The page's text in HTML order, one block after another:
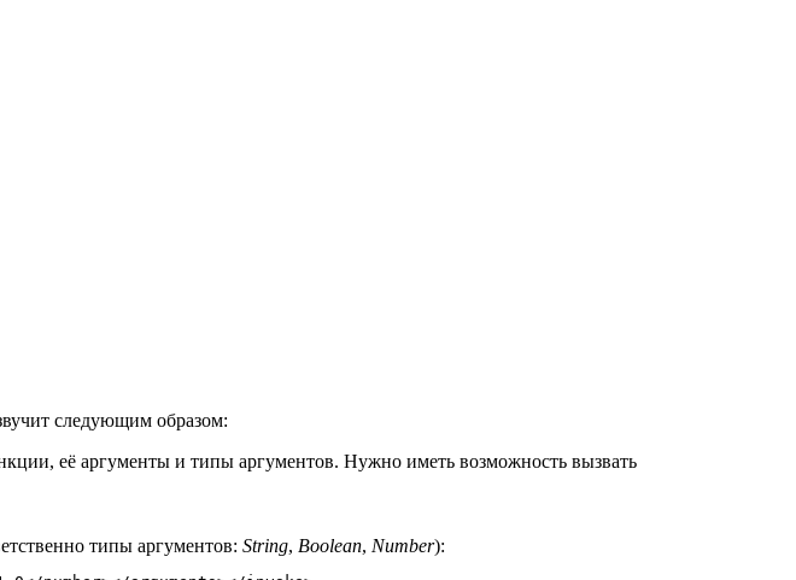
следующим образом:
её аргументы и типы аргументов. Нужно иметь возможность вызвать
типы аргументов: String, Boolean, Number):